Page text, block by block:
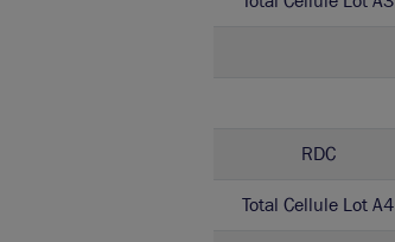
RDC
Total Cellule Lot A4